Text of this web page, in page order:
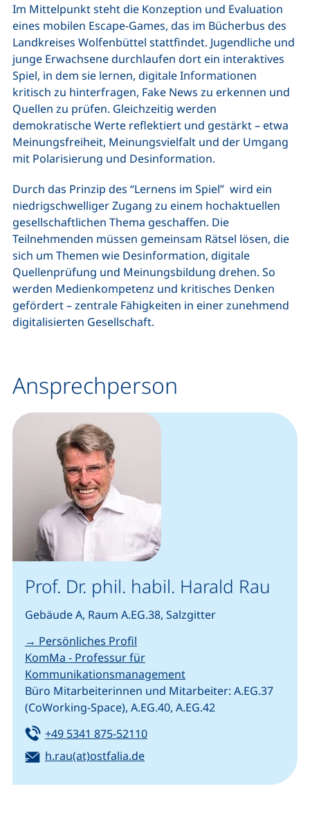
Im Mittelpunkt steht die Konzeption und Evaluation
eines mobilen Escape‑Games, das im Bücherbus des
Landkreises Wolfenbüttel stattfindet. Jugendliche und
junge Erwachsene durchlaufen dort ein interaktives
Spiel, in dem sie lernen, digitale Informationen
kritisch zu hinterfragen, Fake News zu erkennen und
Quellen zu prüfen. Gleichzeitig werden
demokratische Werte reflektiert und gestärkt – etwa
Meinungsfreiheit, Meinungsvielfalt und der Umgang
mit Polarisierung und Desinformation.
Durch das Prinzip des “Lernens im Spiel” wird ein
niedrigschwelliger Zugang zu einem hochaktuellen
gesellschaftlichen Thema geschaffen. Die
Teilnehmenden müssen gemeinsam Rätsel lösen, die
sich um Themen wie Desinformation, digitale
Quellenprüfung und Meinungsbildung drehen. So
werden Medienkompetenz und kritisches Denken
gefördert – zentrale Fähigkeiten in einer zunehmend
digitalisierten Gesellschaft.
Ansprechperson
Prof. Dr. phil. habil. Harald Rau
Gebäude A, Raum A.EG.38, Salzgitter
→ Persönliches Profil
KomMa - Professur für
Kommunikationsmanagement
Büro Mitarbeiterinnen und Mitarbeiter: A.EG.37
(CoWorking-Space), A.EG.40, A.EG.42
Tel:
+49 5341 875-52110(startet einen Telefonanruf,
E-Mail:
h.rau(at)ostfalia.de(öffnet Ihr E-Mail-Programm)